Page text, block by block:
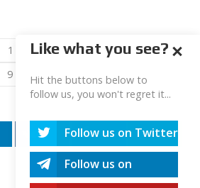
1 2 3 4
5
9 10
Mai departe
Share Share Share
Like what you see?
Hit the buttons below to
follow us, you won't regret it...
Follow us on Twitter
Follow us on